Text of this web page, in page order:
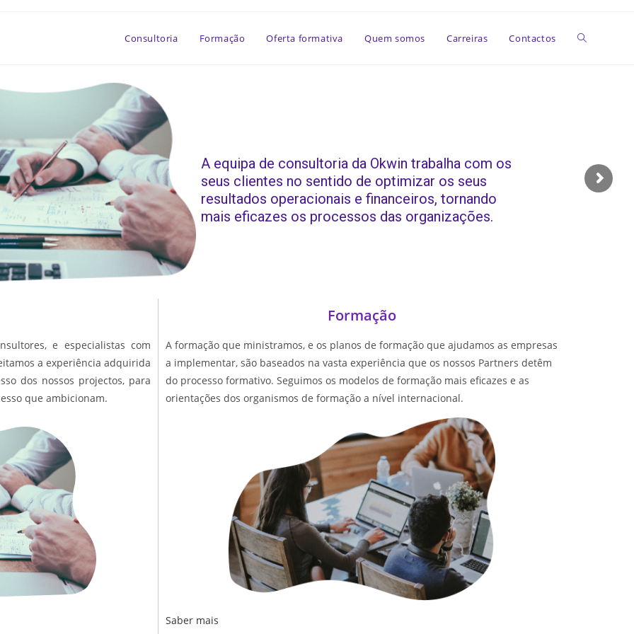
Consultoria Formação Oferta formativa Quem somos Carreiras Contactos Toggle
A equipa de consultoria da Okwin trabalha com os
seus clientes no sentido de optimizar os seus
resultados operacionais e financeiros, tornando
mais eficazes os processos das organizações.
e especialistas com
a experiência adquirida
dos nossos projectos, para
que ambicionam.
Formação
A formação que ministramos, e os planos de formação que ajudamos as empresas
a implementar, são baseados na vasta experiência que os nossos Partners detêm
do processo formativo. Seguimos os modelos de formação mais eficazes e as
orientações dos organismos de formação a nível internacional.
Saber mais